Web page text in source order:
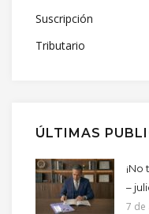
Suscripción
Tributario
ÚLTIMAS
–
7 de